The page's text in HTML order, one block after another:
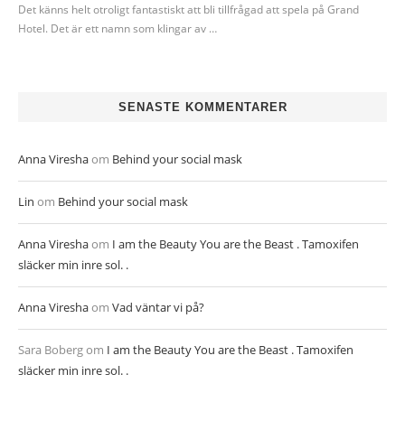
Det känns helt otroligt fantastiskt att bli tillfrågad att spela på Grand
Hotel. Det är ett namn som klingar av …
SENASTE KOMMENTARER
Anna Vireshaom Behind your social mask
Lin om Behind your social mask
Anna Vireshaom I am the Beauty You are the Beast . Tamoxifen
släcker min inre sol. .
Anna Vireshaom Vad väntar vi på?
Sara Bobergom I am the Beauty You are the Beast . Tamoxifen
släcker min inre sol. .